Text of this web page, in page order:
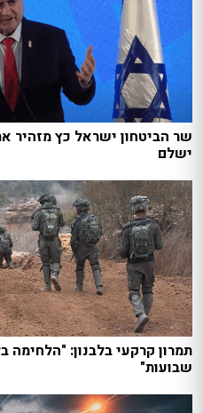
שר הביטחון ישראל כץ מזהיר
ישלם
תמרון קרקעי בלבנון: "הלחימה
שבועות"